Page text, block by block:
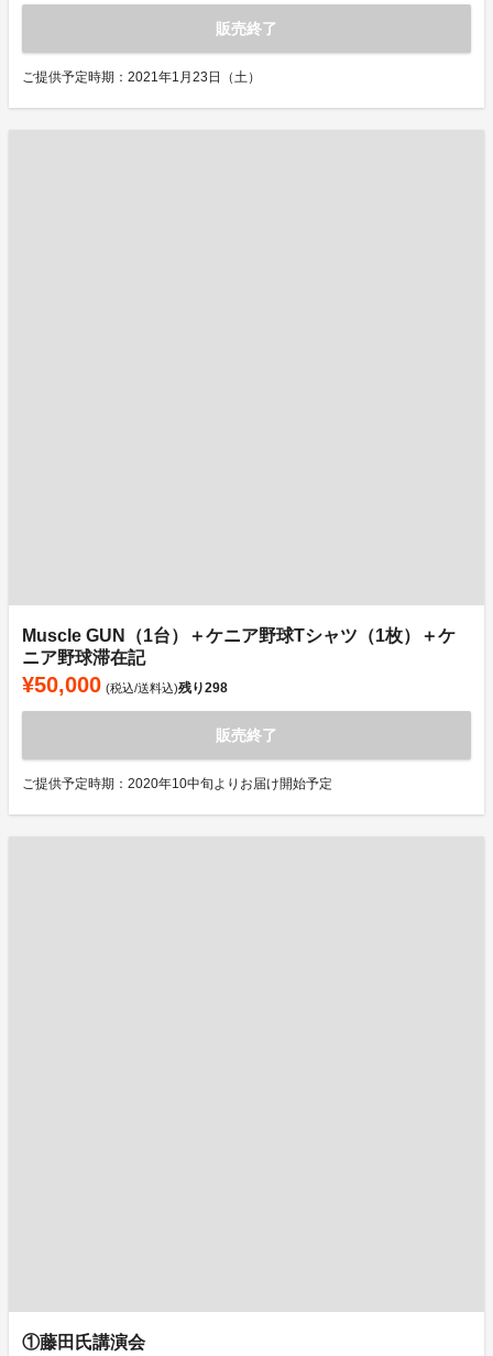
販売終了
ご提供予定時期：2021年1月23日（土）
Muscle GUN（1台）＋ケニア野球Tシャツ（1枚）＋ケ
ニア野球滞在記
¥50,000 (税込/送料込)残り298
販売終了
ご提供予定時期：2020年10中旬よりお届け開始予定
①藤田氏講演会